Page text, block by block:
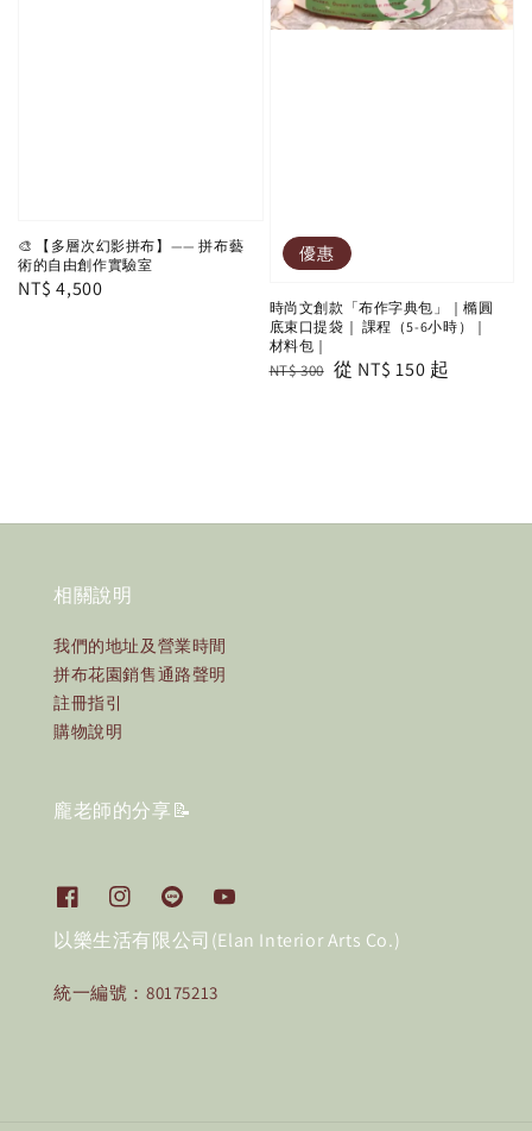
🎨 【多層次幻影拼布】—— 拼布藝
術的自由創作實驗室
Regular
NT$ 4,500
優惠
時尚文創款「布作字典包」｜橢圓
底束口提袋｜ 課程（5-6小時）｜
材料包｜
Regular
NT$ 300 Sale
從 NT$ 150 起
相關說明
我們的地址及營業時間
拼布花園銷售通路聲明
註冊指引
購物說明
龐老師的分享📝
以樂生活有限公司(Elan Interior Arts Co.)
統一編號：80175213